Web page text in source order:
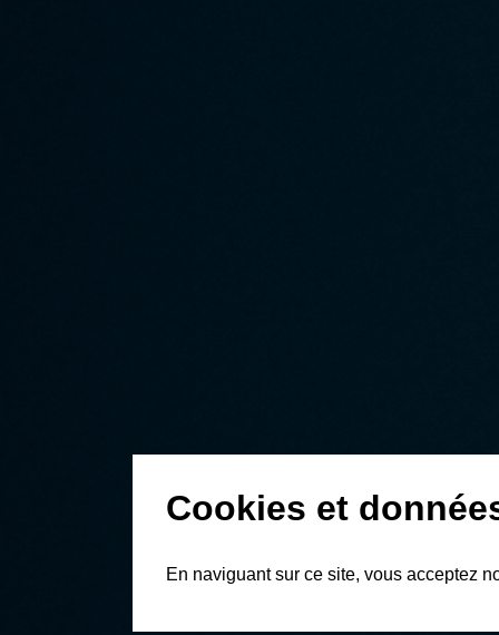
Cookies et
En naviguant sur ce site, vous acceptez